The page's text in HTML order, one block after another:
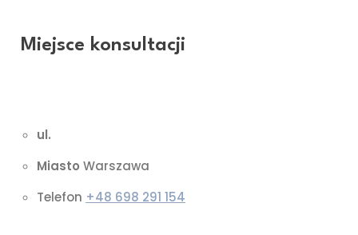
Miejsce konsultacji
ul.
MiastoWarszawa
Telefon +48 698 291 154